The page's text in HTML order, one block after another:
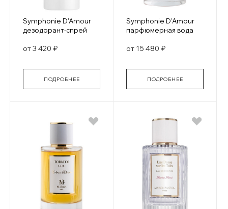
Symphonie D'Amour
дезодорант-спрей
от 3 420 ₽
ПОДРОБНЕЕ
Symphonie D'Amour
парфюмерная вода
от 15 480 ₽
ПОДРОБНЕЕ